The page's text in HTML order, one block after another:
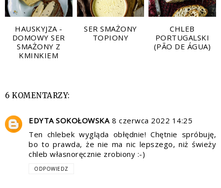
HAUSKYJZA -
DOMOWY SER
SMAŻONY Z
KMINKIEM
SER SMAŻONY
TOPIONY
CHLEB
PORTUGALSKI
(PÃO DE ÁGUA)
6 KOMENTARZY:
EDYTA SOKOŁOWSKA 8 czerwca 2022 14:25
Ten chlebek wygląda obłędnie! Chętnie spróbuję,
bo to prawda, że nie ma nic lepszego, niż świeży
chleb własnoręcznie zrobiony :-)
ODPOWIEDZ